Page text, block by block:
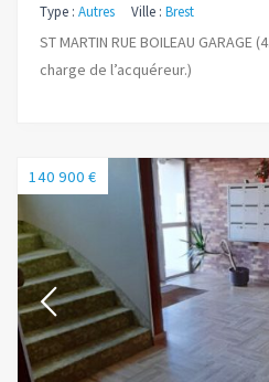
Type : Autres Ville : Brest
ST MARTIN RUE BOILEAU
charge de l’acquéreur.)
140 900 €